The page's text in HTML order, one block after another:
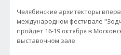
Челябинские архитекторы
международном фестивале
пройдет 16-19 октября в
выставочном зале